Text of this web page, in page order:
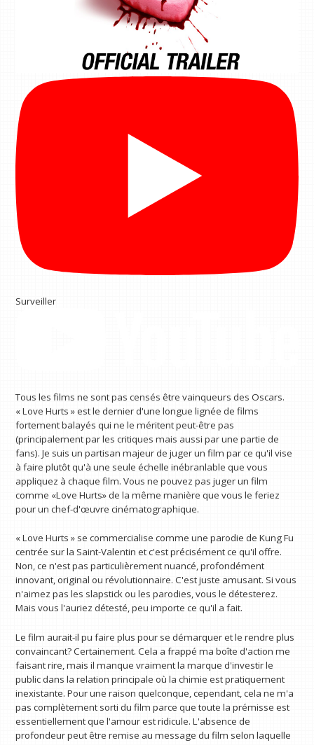
Surveiller
Tous les films ne sont pas censés être vainqueurs des Oscars.
« Love Hurts » est le dernier d'une longue lignée de films
fortement balayés qui ne le méritent peut-être pas
(principalement par les critiques mais aussi par une partie de
fans). Je suis un partisan majeur de juger un film par ce qu'il vise
à faire plutôt qu'à une seule échelle inébranlable que vous
appliquez à chaque film. Vous ne pouvez pas juger un film
comme «Love Hurts» de la même manière que vous le feriez
pour un chef-d'œuvre cinématographique.
« Love Hurts » se commercialise comme une parodie de Kung Fu
centrée sur la Saint-Valentin et c'est précisément ce qu'il offre.
Non, ce n'est pas particulièrement nuancé, profondément
innovant, original ou révolutionnaire. C'est juste amusant. Si vous
n'aimez pas les slapstick ou les parodies, vous le détesterez.
Mais vous l'auriez détesté, peu importe ce qu'il a fait.
Le film aurait-il pu faire plus pour se démarquer et le rendre plus
convaincant? Certainement. Cela a frappé ma boîte d'action me
faisant rire, mais il manque vraiment la marque d'investir le
public dans la relation principale où la chimie est pratiquement
inexistante. Pour une raison quelconque, cependant, cela ne m'a
pas complètement sorti du film parce que toute la prémisse est
essentiellement que l'amour est ridicule. L'absence de
profondeur peut être remise au message du film selon laquelle